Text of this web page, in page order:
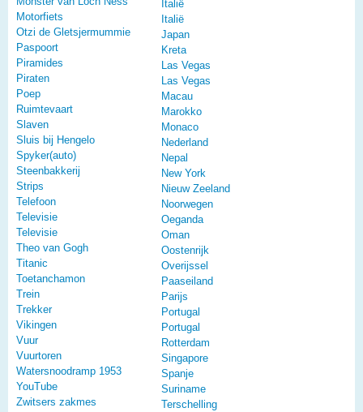
Motorfiets
Otzi de Gletsjermummie
Paspoort
Piramides
Piraten
Poep
Ruimtevaart
Slaven
Sluis bij Hengelo
Spyker(auto)
Steenbakkerij
Strips
Telefoon
Televisie
Televisie
Theo van Gogh
Titanic
Toetanchamon
Trein
Trekker
Vikingen
Vuur
Vuurtoren
Watersnoodramp 1953
YouTube
Zwitsers zakmes
Italië
Italië
Japan
Kreta
Las Vegas
Las Vegas
Macau
Marokko
Monaco
Nederland
Nepal
New York
Nieuw Zeeland
Noorwegen
Oeganda
Oman
Oostenrijk
Overijssel
Paaseiland
Parijs
Portugal
Portugal
Rotterdam
Singapore
Spanje
Suriname
Terschelling